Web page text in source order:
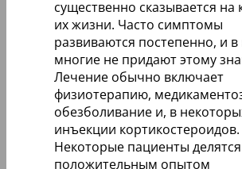
существенно сказывается на
их жизни. Часто симптомы
развиваются постепенно, и
многие не придают этому
Лечение обычно включает
физиотерапию,
обезболивание и, в
инъекции кортикостероидов.
Некоторые пациенты делятся
положительным опытом